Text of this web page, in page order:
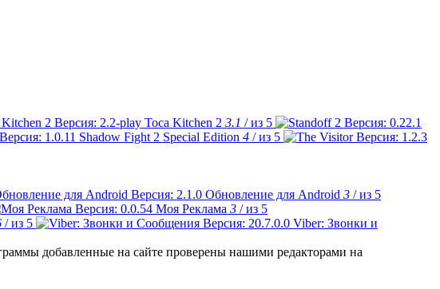
Toca Kitchen 2 3.1 / из 5
Shadow Fight 2 Special Edition 4 / из 5
Обновление для Android 3 / из 5
Моя Реклама 3 / из 5
/ из 5
Viber: Звонки и
добавленные на сайте проверены нашими редакторами на